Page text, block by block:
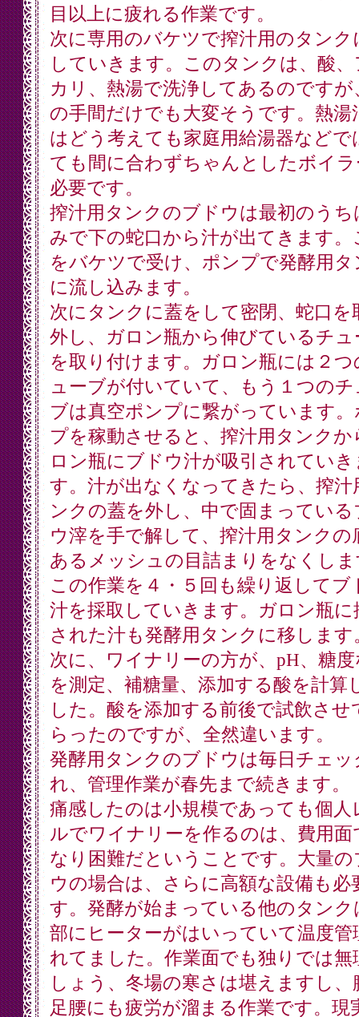
目以上に疲れる作業です。
次に専用のバケツで搾汁用のタンク
していきます。このタンクは、酸、
カリ、熱湯で洗浄してあるのですが
の手間だけでも大変そうです。熱湯
はどう考えても家庭用給湯器などで
ても間に合わずちゃんとしたボイ
必要です。
搾汁用タンクのブドウは最初のうち
みで下の蛇口から汁が出てきます。
をバケツで受け、ポンプで発酵用タ
に流し込みます。
次にタンクに蓋をして密閉、蛇口を
外し、ガロン瓶から伸びているチュ
を取り付けます。ガロン瓶には２つ
ューブが付いていて、もう１つのチ
ブは真空ポンプに繋がっています。
プを稼動させると、搾汁用タンクか
ロン瓶にブドウ汁が吸引されていき
す。汁が出なくなってきたら、搾汁
ンクの蓋を外し、中で固まっている
ウ滓を手で解して、搾汁用タンクの
あるメッシュの目詰まりをなくし
この作業を４・５回も繰り返してブ
汁を採取していきます。ガロン瓶に
された汁も発酵用タンクに移します
次に、ワイナリーの方が、pH、糖
を測定、補糖量、添加する酸を計算
した。酸を添加する前後で試飲させ
らったのですが、全然違います。
発酵用タンクのブドウは毎日チェッ
れ、管理作業が春先まで続きます。
痛感したのは小規模であっても個人
ルでワイナリーを作るのは、費用面
なり困難だということです。大量の
ウの場合は、さらに高額な設備も必
す。発酵が始まっている他のタンク
部にヒーターがはいっていて温度管
れてました。作業面でも独りでは無
しょう、冬場の寒さは堪えますし、
足腰にも疲労が溜まる作業です。現